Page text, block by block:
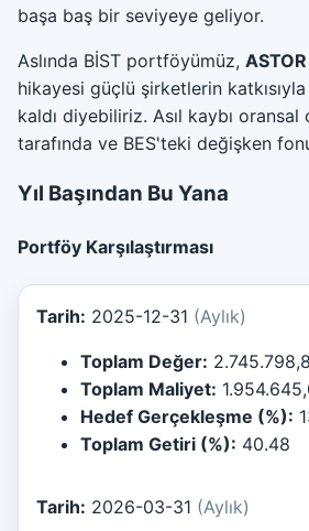
başa baş bir seviyeye geliyor.
Aslında BİST portföyümüz, ASTOR
hikayesi güçlü şirketlerin
kaldı diyebiliriz. Asıl kaybı oransal
tarafında ve BES'teki değişken
Yıl Başından Bu Yana
Portföy Karşılaştırması
Tarih: 2025-12-31 (Aylık)
Toplam Değer:
Toplam Maliyet:
Hedef Gerçekleşme (%):
Toplam Getiri (%): 40.48
Tarih: 2026-03-31 (Aylık)